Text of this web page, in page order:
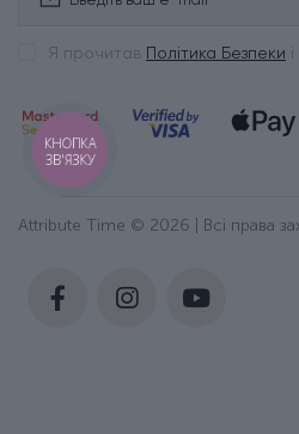
Я прочитав Політика Безпеки
Attribute Time © 2026 | Всі права
КНОПКА
ЗВ'ЯЗКУ